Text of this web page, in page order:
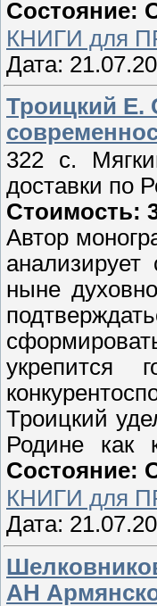
Состояние:
КНИГИ для
Дата:
Троицкий Е.
322 с.
доставки по
Стоимость:
Автор
ныне
укрепится
Троицкий
Родине как
Состояние:
КНИГИ для
Дата:
АН